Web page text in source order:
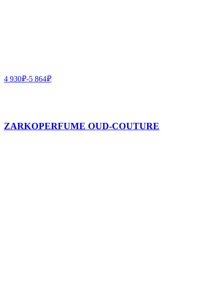
4 930₽-5 864₽
ZARKOPERFUME OUD-COUTURE